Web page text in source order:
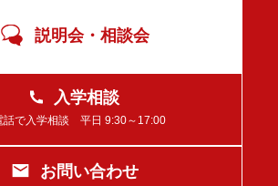
説明会・相談会
入学相談
話で入学相談 平日 9:30～17:00
お問い合わせ